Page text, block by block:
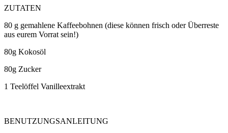
ZUTATEN
80 g gemahlene Kaffeebohnen (diese können frisch oder Überreste
aus eurem Vorrat sein!)
80g Kokosöl
80g Zucker
1 Teelöffel Vanilleextrakt
BENUTZUNGSANLEITUNG